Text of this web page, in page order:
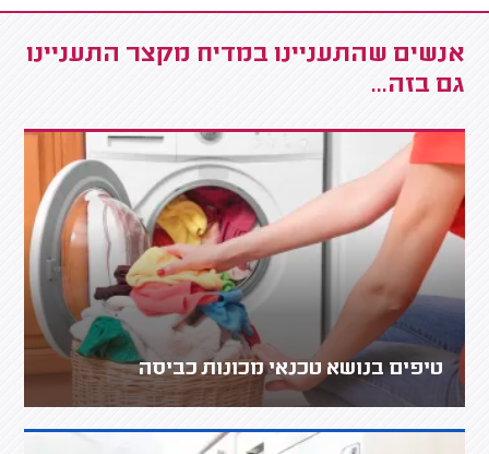
אנשים שהתעניינו במדיח מקצר התעניינו
גם בזה...
טיפים בנושא טכנאי מכונות כביסה